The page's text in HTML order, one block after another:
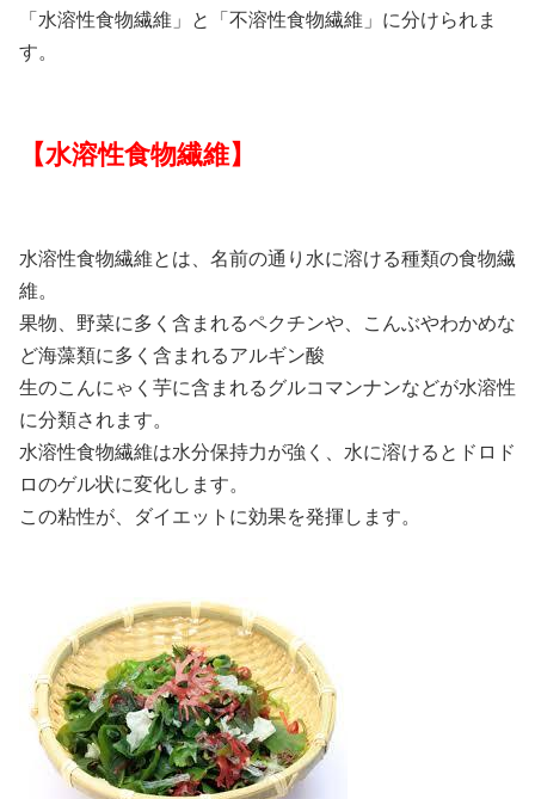
「水溶性食物繊維」と「不溶性食物繊維」に分けられま
す。
【水溶性食物繊維】
水溶性食物繊維とは、名前の通り水に溶ける種類の食物繊
維。
果物、野菜に多く含まれるペクチンや、こんぶやわかめな
ど海藻類に多く含まれるアルギン酸
生のこんにゃく芋に含まれるグルコマンナンなどが水溶性
に分類されます。
水溶性食物繊維は水分保持力が強く、水に溶けるとドロド
ロのゲル状に変化します。
この粘性が、ダイエットに効果を発揮します。